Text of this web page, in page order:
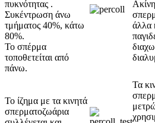
πυκνότητας .
Συκέντρωση άνω
τμήματος 40%, κάτω
80%.
Το σπέρμα
τοποθετείται από
πάνω.
άλλα
Το ίζημα με τα κινητά
σπερματοζωάρια
Τα